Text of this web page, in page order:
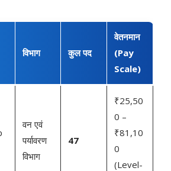
विभाग कुल पद
वेतनमान
(Pay
Scale)
वन एवं
पर्यावरण
विभाग
47
₹25,50
0 –
₹81,10
0
(Level-